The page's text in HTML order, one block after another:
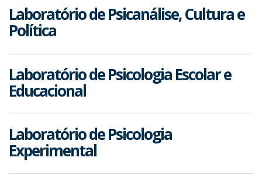
Laboratório de Psicanálise, Cultura e
Política
Laboratório de Psicologia Escolar e
Educacional
Laboratório de Psicologia
Experimental